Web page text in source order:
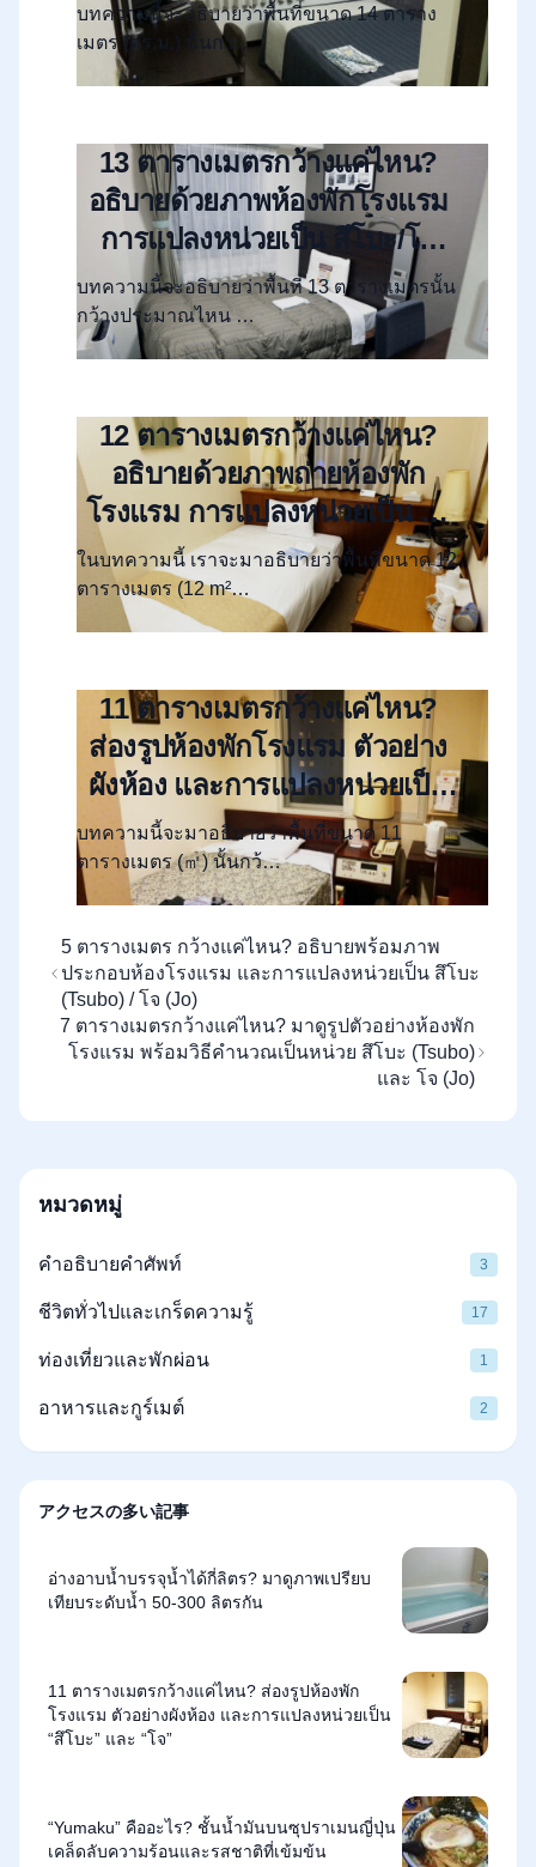
บทความนี้จะอธิบายว่าพื้นที่ขนาด 14 ตาราง
เมตร (ตร.ม.) นั้นกว…
13 ตารางเมตรกว้างแค่ไหน?
อธิบายด้วยภาพห้องพักโรงแรม
การแปลงหน่วยเป็น สึโบะ/โจ
และผังห้อง
บทความนี้จะอธิบายว่าพื้นที่ 13 ตารางเมตรนั้น
กว้างประมาณไหน …
12 ตารางเมตรกว้างแค่ไหน?
อธิบายด้วยภาพถ่ายห้องพัก
โรงแรม การแปลงหน่วยเป็น “สึ
โบะ/โจ” และตัวอย่างผังห้อง
ในบทความนี้ เราจะมาอธิบายว่าพื้นที่ขนาด 12
ตารางเมตร (12 m²…
11 ตารางเมตรกว้างแค่ไหน?
ส่องรูปห้องพักโรงแรม ตัวอย่าง
ผังห้อง และการแปลงหน่วยเป็น
“สึโบะ” และ “โจ”
บทความนี้จะมาอธิบายว่าพื้นที่ขนาด 11
ตารางเมตร (㎡) นั้นกว้…
5 ตารางเมตร กว้างแค่ไหน? อธิบายพร้อมภาพ
ประกอบห้องโรงแรม และการแปลงหน่วยเป็น สึโบะ
(Tsubo) / โจ (Jo)
7 ตารางเมตรกว้างแค่ไหน? มาดูรูปตัวอย่างห้องพัก
โรงแรม พร้อมวิธีคำนวณเป็นหน่วย สึโบะ (Tsubo)
และ โจ (Jo)
หมวดหมู่
คำอธิบายคำศัพท์ 3
ชีวิตทั่วไปและเกร็ดความรู้ 17
ท่องเที่ยวและพักผ่อน 1
อาหารและกูร์เมต์ 2
アクセスの多い記事
อ่างอาบน้ำบรรจุน้ำได้กี่ลิตร? มาดูภาพเปรียบ
เทียบระดับน้ำ 50-300 ลิตรกัน
11 ตารางเมตรกว้างแค่ไหน? ส่องรูปห้องพัก
โรงแรม ตัวอย่างผังห้อง และการแปลงหน่วยเป็น
“สึโบะ” และ “โจ”
“Yumaku” คืออะไร? ชั้นน้ำมันบนซุปราเมนญี่ปุ่น
เคล็ดลับความร้อนและรสชาติที่เข้มข้น